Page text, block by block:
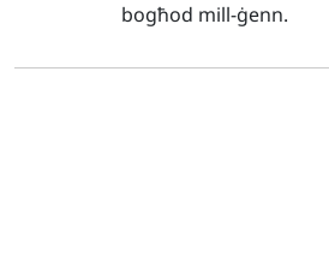
bogħod mill-ġenn.